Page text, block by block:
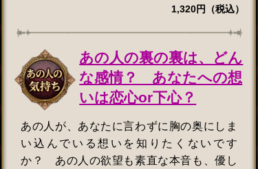
1,320円（税込）
あの人の裏の裏は、どん
な感情？ あなたへの想
いは恋心or下心？
あの人が、あなたに言わずに胸の奥にしま
い込んでいる想いを知りたくないです
か？ あの人の欲望も素直な本音も、優し